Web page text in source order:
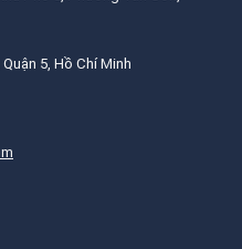
5, Hồ Chí Minh